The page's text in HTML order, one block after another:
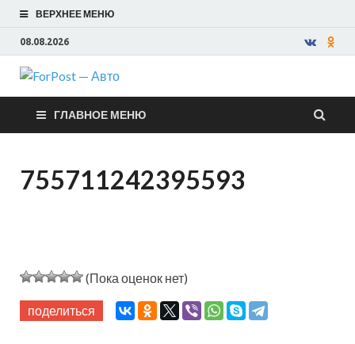
ВЕРХНЕЕ МЕНЮ
08.08.2026
ForPost —
Авто
ГЛАВНОЕ МЕНЮ
755711242395593
(Пока оценок нет)
поделиться